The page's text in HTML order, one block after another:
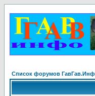
Список форумов